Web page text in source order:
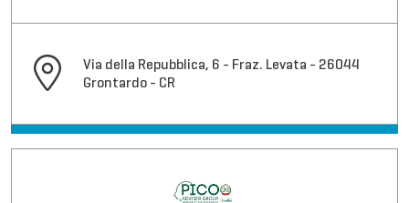
Via della Repubblica, 6 - Fraz. Levata - 26044
Grontardo - CR